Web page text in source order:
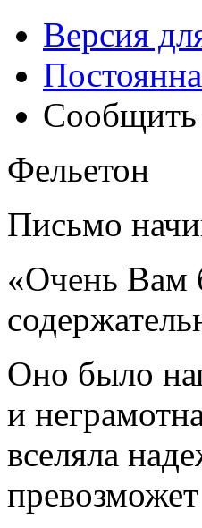
Версия
Фельетон
Письмо
«Очень Вам
Оно было
и
вселяла